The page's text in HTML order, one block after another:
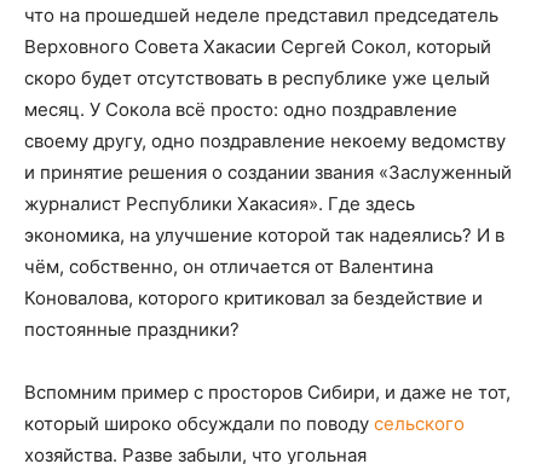
что на прошедшей неделе представил председатель
Верховного Совета Хакасии Сергей Сокол, который
скоро будет отсутствовать в республике уже целый
месяц. У Сокола всё просто: одно поздравление
своему другу, одно поздравление некоему ведомству
и принятие решения о создании звания «Заслуженный
журналист Республики Хакасия». Где здесь
экономика, на улучшение которой так надеялись? И в
чём, собственно, он отличается от Валентина
Коновалова, которого критиковал за бездействие и
постоянные праздники?
Вспомним пример с просторов Сибири, и даже не тот,
который широко обсуждали по поводу сельского
хозяйства. Разве забыли, что угольная